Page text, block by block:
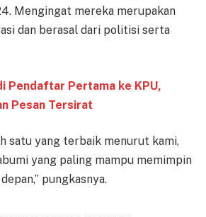
Mengingat mereka merupakan
dan berasal dari politisi serta
Pendaftar Pertama ke KPU,
Pesan Tersirat
satu yang terbaik menurut kami,
yang paling mampu memimpin
pungkasnya.